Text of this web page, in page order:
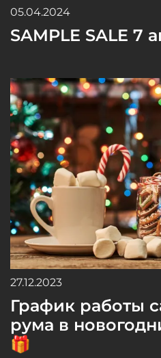
05.04.2024
SAMPLE SALE 7
27.12.2023
График работы
рума в
🎁